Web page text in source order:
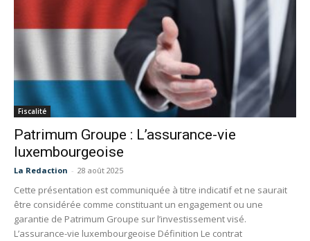
Fiscalité
Patrimum Groupe : L’assurance-vie
luxembourgeoise
La Redaction - 28 août 2025
Cette présentation est communiquée à titre indicatif et ne saurait
être considérée comme constituant un engagement ou une
garantie de Patrimum Groupe sur l’investissement visé.
L’assurance-vie luxembourgeoise Définition Le contrat